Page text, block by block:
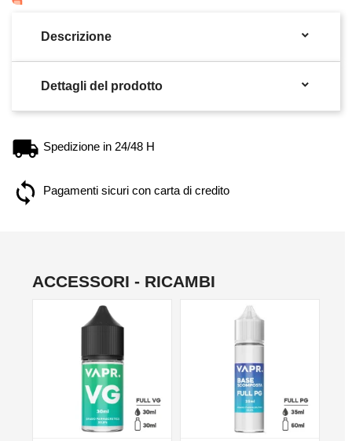
Descrizione 
Dettagli del prodotto 
Spedizione in 24/48 H
Pagamenti sicuri con carta di credito
ACCESSORI - RICAMBI